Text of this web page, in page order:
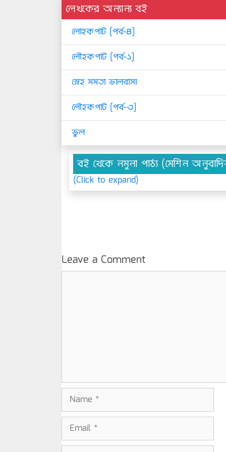
লেখকের অন্যান্য বই
লোহকপাট [পর্ব-৪]
লৌহকপাট [পর্ব-১]
স্নেহ মমতা ভালবাসা
লৌহকপাট [পর্ব-৩]
ভুল
বই থেকে নমুনা পাঠ্য (মেশিন
(Click to expand)
Leave a Comment
Name
Email